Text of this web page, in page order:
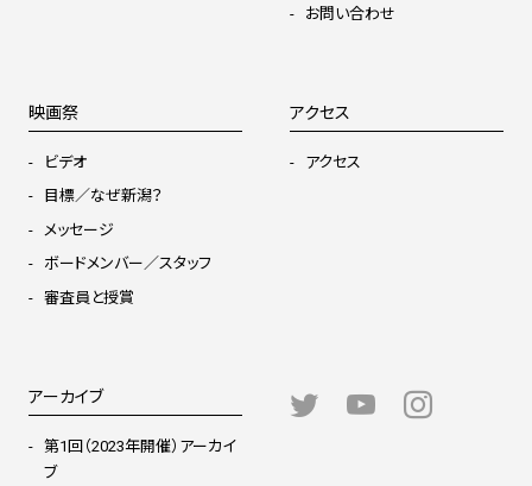
お問い合わせ
映画祭
ビデオ
目標／なぜ新潟？
メッセージ
ボードメンバー／スタッフ
審査員と授賞
アクセス
アクセス
アーカイブ
第1回（2023年開催）アーカイ
ブ